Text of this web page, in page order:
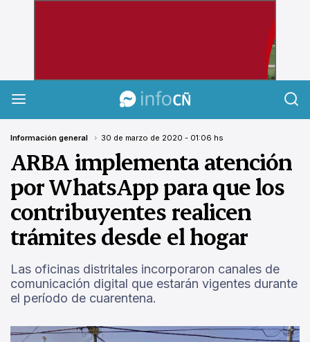
Información general 30 de marzo de 2020 - 01:06 hs
ARBA implementa atención
por WhatsApp para que los
contribuyentes realicen
trámites desde el hogar
Las oficinas distritales incorporaron canales de
comunicación digital que estarán vigentes durante
el período de cuarentena.